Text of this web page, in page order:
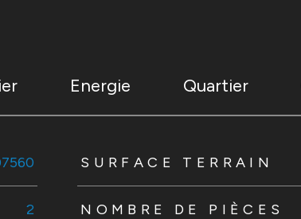
Energie Quartier
SURFACE TERRAIN
2 NOMBRE DE PIÈCES